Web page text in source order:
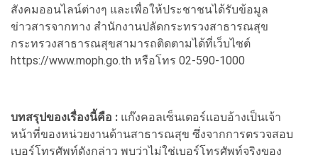
สังคมออนไลน์ต่างๆ และเพื่อให้ประชาชนได้รับข้อมูล
ข่าวสารจากทาง สำนักงานปลัดกระทรวงสาธารณสุข
กระทรวงสาธารณสุขสามารถติดตามได้ที่เว็บไซต์
https://www.moph.go.th หรือโทร 02-590-1000
บทสรุปของเรื่องนี้คือ : แก๊งคอลเซ็นเตอร์แอบอ้างเป็นเจ้า
หน้าที่ของหน่วยงานด้านสาธารณสุข ซึ่งจากการตรวจสอบ
เบอร์โทรศัพท์ดังกล่าว พบว่าไม่ใช่เบอร์โทรศัพท์จริงของ